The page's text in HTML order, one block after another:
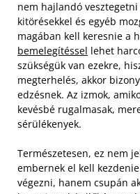
nem hajlandó
kitörésekkel és egyéb
magában kell keresnie a
bemelegítéssel lehet
szükségük van ezekre,
megterhelés, akkor
edzésnek. Az izmok,
kevésbé rugalmasak,
sérülékenyek.
Természetesen, ez nem
embernek el kell
végezni, hanem csupán